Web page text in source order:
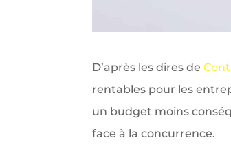
D’après les dires de
rentables pour les
un budget moins
face à la concurrence.